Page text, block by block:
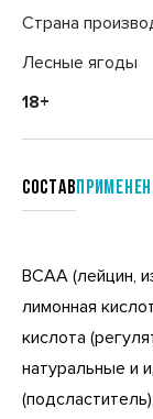
Страна
Лесные ягоды
18+
Состав
BCAA (лейцин,
лимонная
кислота
натуральные и